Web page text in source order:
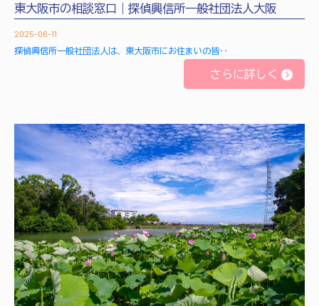
東大阪市の相談窓口｜探偵興信所一般社団法人大阪
2025-06-11
探偵興信所一般社団法人は、東大阪市にお住まいの皆‥
さらに詳しく